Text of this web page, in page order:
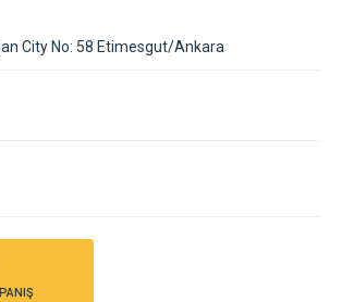
City No: 58 Etimesgut/Ankara